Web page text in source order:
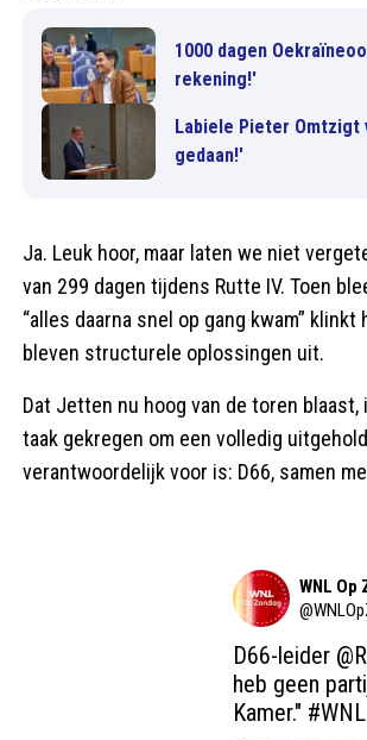
1000 dagen
rekening!'
Labiele Pieter Omtzigt
gedaan!'
Ja. Leuk hoor, maar laten we niet
van 299 dagen tijdens Rutte IV. Toen
“alles daarna snel op gang kwam”
bleven structurele oplossingen uit.
Dat Jetten nu hoog van de toren
taak gekregen om een volledig
verantwoordelijk voor is: D66, samen
WNL Op
@
D66-leider
heb geen
Kamer." #WNL